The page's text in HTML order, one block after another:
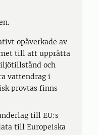
opåverkade av
till att upprätta
och
vattendrag i
provtas finns
till EU:s
till Europeiska